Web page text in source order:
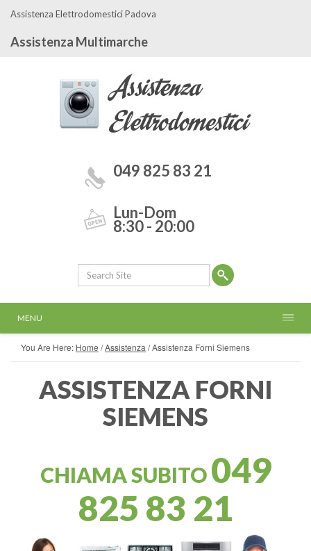
Assistenza Elettrodomestici Padova
Assistenza Multimarche
049 825 83 21
Lun-Dom
8:30 - 20:00
MENU
You Are Here: Home /Assistenza /Assistenza Forni Siemens
ASSISTENZA FORNI
SIEMENS
CHIAMA SUBITO049
825 83 21